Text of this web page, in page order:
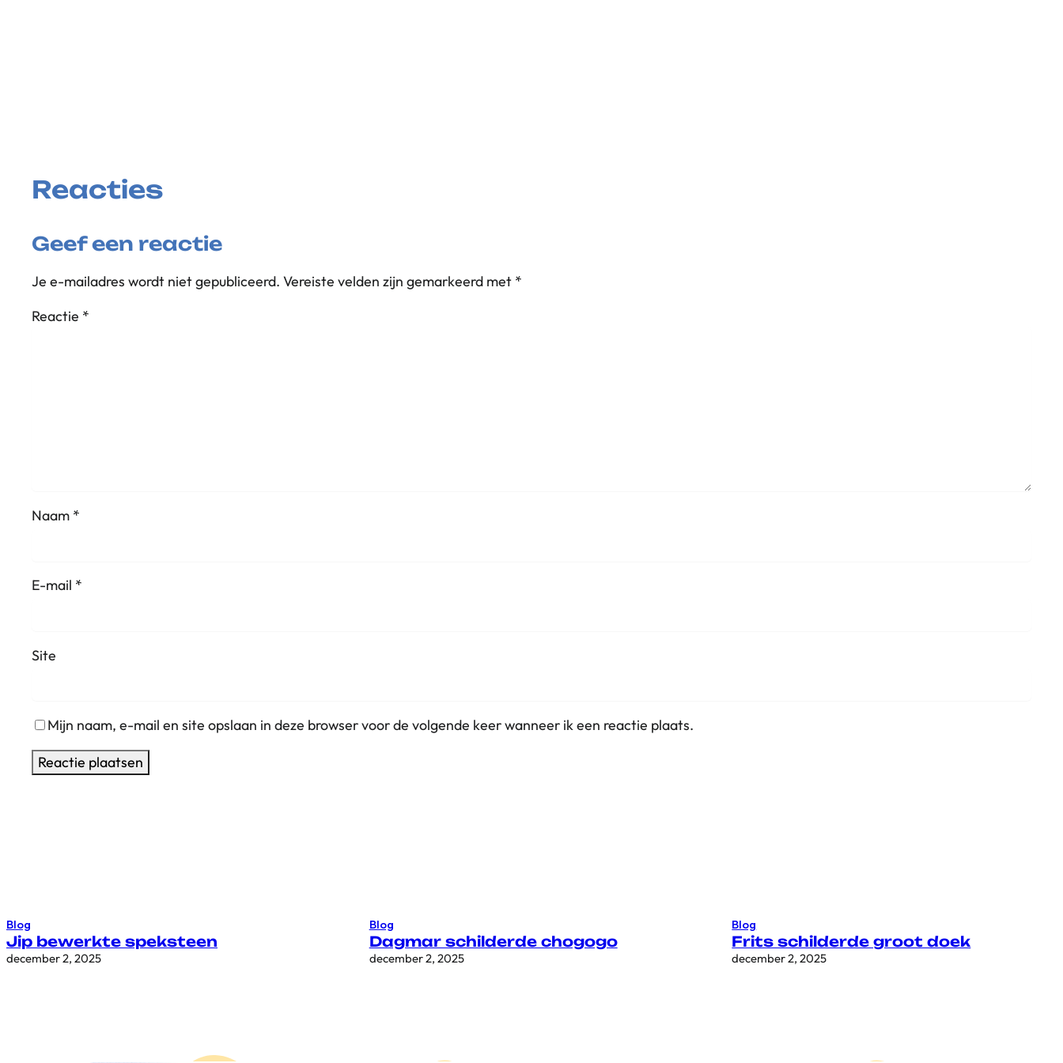
Reacties
Geef een reactie
Je e-mailadres wordt niet gepubliceerd. Vereiste velden zijn gemarkeerd met *
Reactie *
Naam *
E-mail *
Site
Mijn naam, e-mail en site opslaan in deze browser voor de volgende keer wanneer ik een reactie plaats.
Blog
Jip bewerkte speksteen
december 2, 2025
Blog
Dagmar schilderde chogogo
december 2, 2025
Blog
Frits schilderde groot doek
december 2, 2025